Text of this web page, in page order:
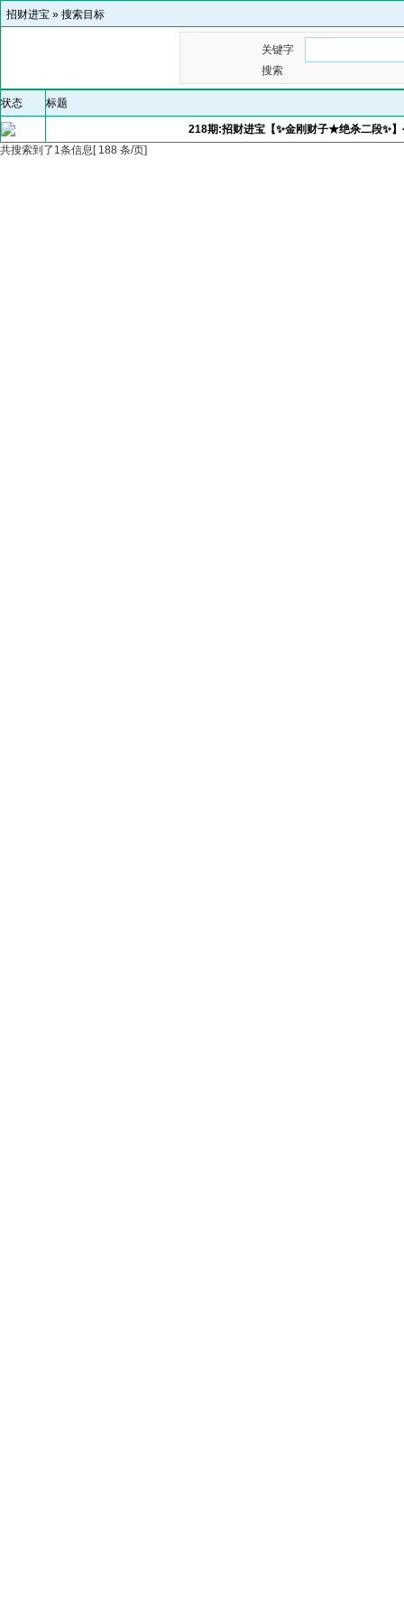
招财进宝 » 搜索目标
关键字
搜索
状态 标题
218期:招财进宝【✨金刚财子★绝杀二段✨
共搜索到了1条信息[ 188 条/页]